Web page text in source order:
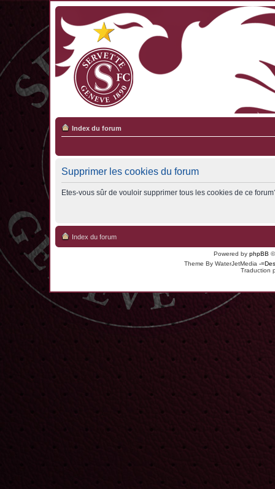
Index du forum
Supprimer les cookies du forum
Etes-vous sûr de vouloir supprimer tous les cookies de ce
Index du forum
Powered by phpBB
Theme By WaterJetMedia -
Traduction